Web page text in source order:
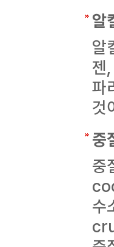
알
알
젠
파
것
중
중
수